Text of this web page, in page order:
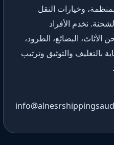
وخيارات النقل
نخدم الأفراد
البضائع، الطرود،
بالتغليف والتوثيق وترتيب